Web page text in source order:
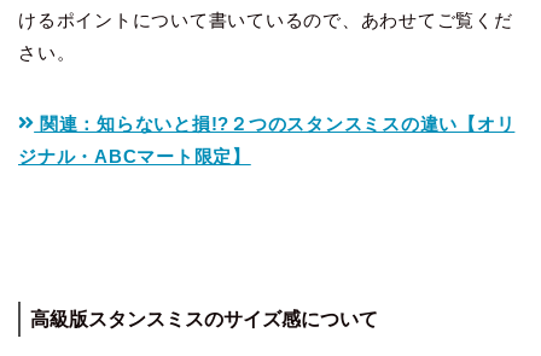
けるポイントについて書いているので、あわせてご覧くだ
さい。
関連：知らないと損!?２つのスタンスミスの違い【オリ
ジナル・ABCマート限定】
高級版スタンスミスのサイズ感について